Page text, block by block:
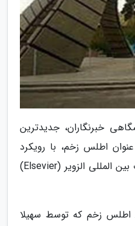
خبرنگاران، جدیدترین
اطلس زخم، با رویکرد
بازسازی بافت توسط انتشارات بین المللی الزویر (Elsevier)
اطلس زخم که توسط سهیلا